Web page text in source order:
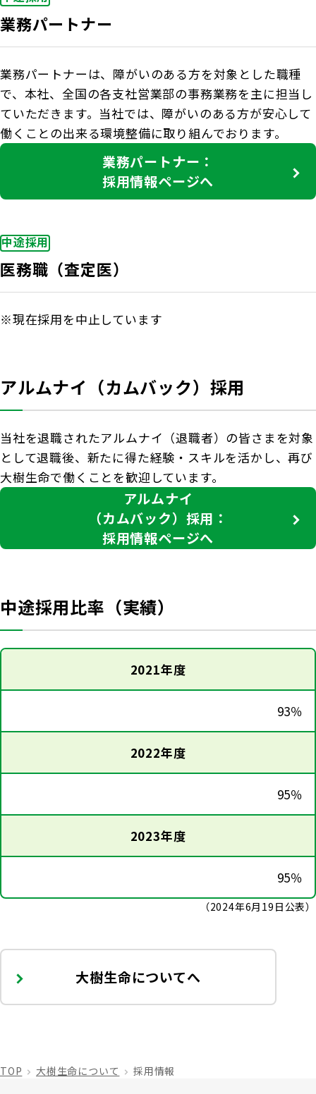
業務パートナー
業務パートナーは、障がいのある方を対象とした職種
で、本社、全国の各支社営業部の事務業務を主に担当し
ていただきます。当社では、障がいのある方が安心して
働くことの出来る環境整備に取り組んでおります。
業務パートナー：
採用情報ページへ
中途採用
医務職（査定医）
※現在採用を中止しています
アルムナイ（カムバック）採用
当社を退職されたアルムナイ（退職者）の皆さまを対象
として退職後、新たに得た経験・スキルを活かし、再び
大樹生命で働くことを歓迎しています。
アルムナイ
（カムバック）採用：
採用情報ページへ
中途採用比率（実績）
2021年度
93％
2022年度
95％
2023年度
95％
（2024年6月19日公表）
大樹生命についてへ
TOP 大樹生命について 採用情報